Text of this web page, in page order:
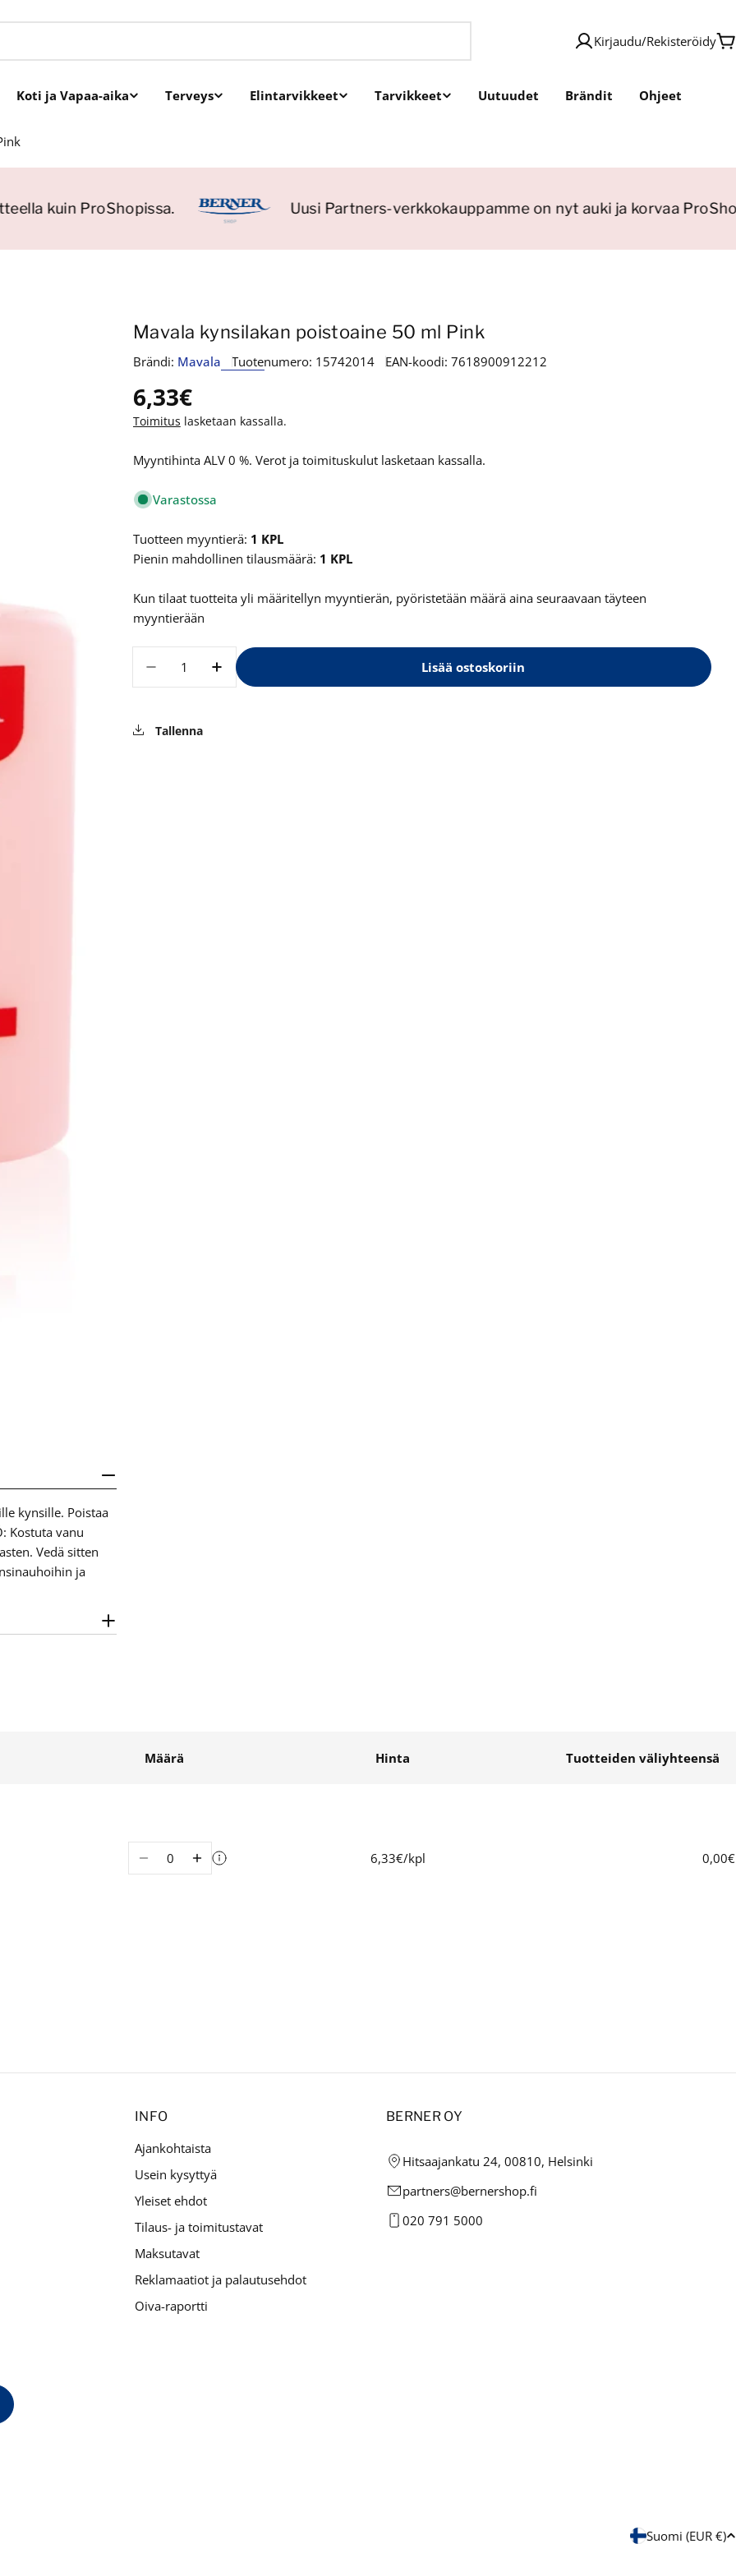
Kirjaudu/Rekisteröidy
Koti ja Vapaa-aika Terveys Elintarvikkeet Tarvikkeet Uutuudet Brändit Ohjeet
kuin ProShopissa. Uusi Partners-verkkokauppamme on nyt auki ja korvaa
kynsille. Poistaa
Kostuta vanu
Vedä sitten
ja
Mavala kynsilakan poistoaine 50 ml Pink
Brändi: Mavala Tuotenumero: 15742014 EAN-koodi: 7618900912212
Normaalihinta
6,33€
Toimitus lasketaan kassalla.
Myyntihinta ALV 0 %. Verot ja toimituskulut lasketaan kassalla.
Varastossa
Tuotteen myyntierä: 1 KPL
Pienin mahdollinen tilausmäärä: 1 KPL
Kun tilaat tuotteita yli määritellyn myyntierän, pyöristetään määrä aina seuraavaan täyteen
myyntierään
Vähennä määrää tuotteelle Mavala kynsilakan poistoaine 50 ml Pink
Lisää määrää tuotteelle Mavala kynsilakan poistoaine 50 ml Pink
Lisää ostoskoriin
Tallenna
Määrä Hinta Tuotteiden väliyhteensä
6,33€/kpl 0,00€
INFO
Ajankohtaista
Usein kysyttyä
Yleiset ehdot
Tilaus- ja toimitustavat
Maksutavat
Reklamaatiot ja palautusehdot
Oiva-raportti
BERNER OY
Hitsaajankatu 24, 00810, Helsinki
partners@bernershop.fi
020 791 5000
M
Suomi (EUR €)